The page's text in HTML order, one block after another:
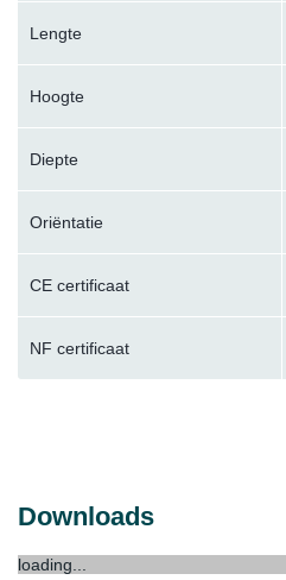
Lengte
Hoogte
Diepte
Oriëntatie
CE certificaat
NF certificaat
Downloads
loading...